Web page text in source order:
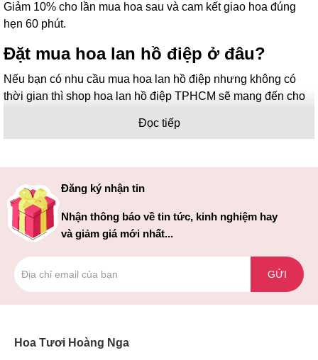
Giảm 10% cho lần mua hoa sau và cam kết giao hoa đúng
hẹn 60 phút.
Đặt mua hoa lan hồ điệp ở đâu?
Nếu bạn có nhu cầu mua hoa lan hồ điệp nhưng không có
thời gian thì shop hoa lan hồ điệp TPHCM sẽ mang đến cho
hàng tại website hoặc liên hệ hotline đặt hàng:
Hiện tại có rất nhiều loại hoa lan hồ điệp với nhiều màu khác
nhau, nhưng phổ biến ở Việt Nam nói chung và TPHCM nói
riêng thì có 4 màu phổ biến:
Màu vàng
Với mỗi màu sẽ có ý nghĩa khác nhau, bạn có thể tham khảo
Đọc tiếp
Đăng ký nhận tin
Nhận thông báo về tin tức, kinh nghiệm hay
và giảm giá mới nhất...
GỬI
Hoa Tươi Hoàng Nga